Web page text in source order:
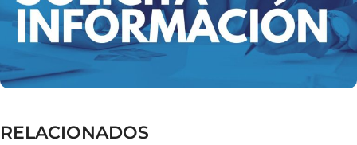
RELACIONADOS